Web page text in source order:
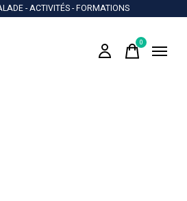
- ACTIVITÉS - FORMATIONS
0items